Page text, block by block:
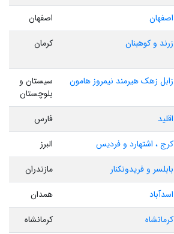
اصفهان
اصفهان
زرند و کوهبنان کرمان
زابل زهک هیرمند نیمروز هامون
سیستان و
بلوچستان
اقلید
فارس
کرج ، اشتهارد و فردیس
البرز
بابلسر و فریدونکنار
مازندران
اسدآباد
همدان
کرمانشاه
کرمانشاه